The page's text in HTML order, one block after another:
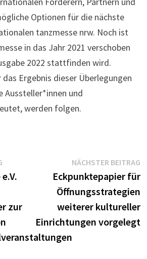
Optionen für die nächste
tanzmesse nrw. Noch ist
in das Jahr 2021 verschoben
2022 stattfinden wird.
Ergebnis dieser Überlegungen
Aussteller*innen und
werden folgen.
Beitrag:
zur
NÄCHSTER BEITRAG
Eckpunktepapier für
Öffnungsstrategien
weiterer kultureller
Einrichtungen vorgelegt